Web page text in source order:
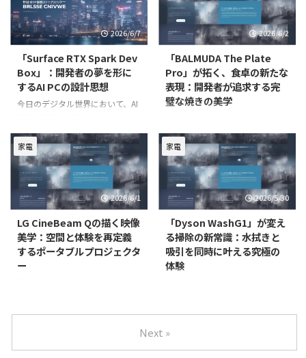
くAI PCとして注目を集めていま
す。このデバイスは、単なる作業
ツールにとどまら
提供する存在へと進化していま
す。2026年6月に発表され、8月
中旬に発売が予定されているL
2026/6/7
「Surface RTX Spark Dev
Box」：開発者の夢を形に
するAI PCの設計思想
今日のデジタル世界において、AI
伴い開発環境もまた急速な変革を
遂げています。特に、大規模なAI
モデルのトレーニングや推論をロ
ーカル環境で実行したいという開
発者のニーズは高まる一方です。
このような背景の中、Mic
2026/6/2
「BALMUDA The Plate
Pro」が拓く、食卓の新たな
表現：開発者が追求する完
璧な焼きの美学
以上の意味を持つようになりまし
た。家族や友人と囲むひととき
を、より豊かで感動的な体験へと
昇華させたいと願う人々が増えて
います。しかし、従来のホットプ
レートでは、その期待に応えるに
は限界がありました。「もっと美
味
家電
2026/6/1
LG CineBeam Qの描く映像
美学：空間と体験を再定義
するポータブルプロジェクタ
ー
ある映像体験を求める声も高まっ
家電
2026/5/30
「Dyson WashG1」が変え
る掃除の新常識：水拭きと
吸引を同時に叶える究極の
体験
負担を増やす要因となっていま
す。「もっと効率的に、そして徹
Next »